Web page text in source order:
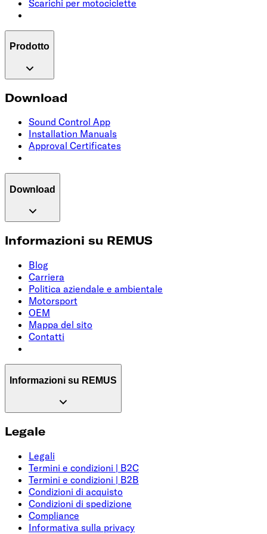
Scarichi per motociclette
Prodotto
Download
Sound Control App
Installation Manuals
Approval Certificates
Download
Informazioni su REMUS
Blog
Carriera
Politica aziendale e ambientale
Motorsport
OEM
Mappa del sito
Contatti
Informazioni su REMUS
Legale
Legali
Termini e condizioni | B2C
Termini e condizioni | B2B
Condizioni di acquisto
Condizioni di spedizione
Compliance
Informativa sulla privacy